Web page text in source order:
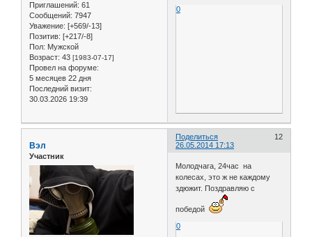
Приглашений: 61
Сообщений: 7947
Уважение: [+569/-13]
Позитив: [+217/-8]
Пол: Мужской
Возраст: 43 [1983-07-17]
Провел на форуме:
5 месяцев 22 дня
Последний визит:
30.03.2026 19:39
0
Поделиться
12
26.05.2014 17:13
Вэл
Участник
Молодчага, 24час на
колесах, это ж не каждому
здюжит. Поздравляю с
победой
0